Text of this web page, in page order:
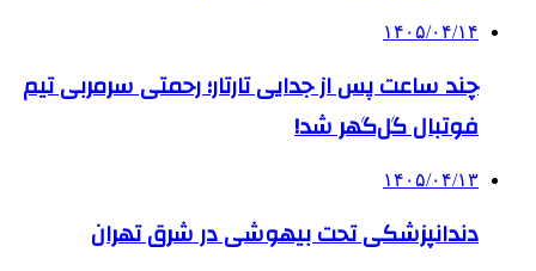
۱۴۰۵/۰۴/۱۴
چند ساعت پس از جدایی تارتار؛ رحمتی سرمربی تیم
فوتبال گل‌گهر شد!
۱۴۰۵/۰۴/۱۳
دندانپزشکی تحت بیهوشی در شرق تهران